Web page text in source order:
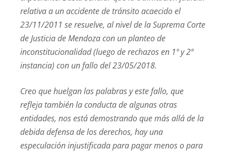
relativa a un accidente de tránsito acaecido el
23/11/2011 se resuelve, al nivel de la Suprema Corte
de Justicia de Mendoza con un planteo de
inconstitucionalidad (luego de rechazos en 1º y 2ª
instancia) con un fallo del 23/05/2018.
Creo que huelgan las palabras y este fallo, que
refleja también la conducta de algunas otras
entidades, nos está demostrando que más allá de la
debida defensa de los derechos, hay una
especulación injustificada para pagar menos o para